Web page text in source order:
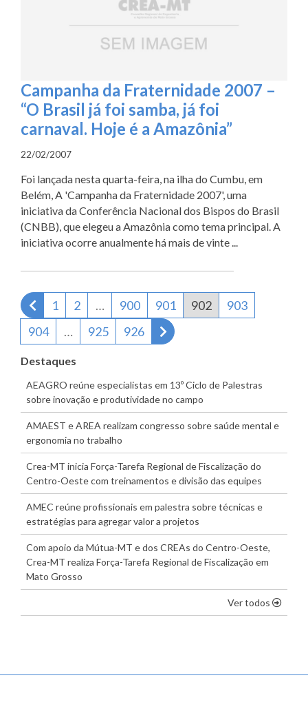
Campanha da Fraternidade 2007 –
“O Brasil já foi samba, já foi
carnaval. Hoje é a Amazônia”
22/02/2007
Foi lançada nesta quarta-feira, na ilha do Cumbu, em
Belém, A 'Campanha da Fraternidade 2007', uma
iniciativa da Conferência Nacional dos Bispos do Brasil
(CNBB), que elegeu a Amazônia como tema principal. A
iniciativa ocorre anualmente há mais de vinte ...
Página anterior
1 2 … 900 901 902
903
904
… 925 926 Próxima página
Destaques
AEAGRO reúne especialistas em 13º Ciclo de Palestras
sobre inovação e produtividade no campo
AMAEST e AREA realizam congresso sobre saúde mental e
ergonomia no trabalho
Crea-MT inicia Força-Tarefa Regional de Fiscalização do
Centro-Oeste com treinamentos e divisão das equipes
AMEC reúne profissionais em palestra sobre técnicas e
estratégias para agregar valor a projetos
Com apoio da Mútua-MT e dos CREAs do Centro-Oeste,
Crea-MT realiza Força-Tarefa Regional de Fiscalização em
Mato Grosso
Ver todos os